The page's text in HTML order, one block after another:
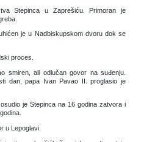
Stepinca u Zaprešiću. Primoran je
je u Nadbiskupskom dvoru dok se
proces.
smiren, ali odlučan govor na suđenju.
dan, papa Ivan Pavao II. proglasio je
je Stepinca na 16 godina zatvora i
u Lepoglavi.